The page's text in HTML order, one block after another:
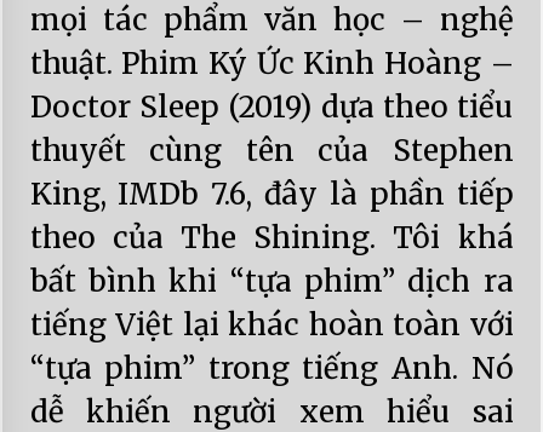
mọi tác phẩm văn học – nghệ
thuật. Phim Ký Ức Kinh Hoàng –
Doctor Sleep (2019) dựa theo tiểu
thuyết cùng tên của Stephen
King, IMDb 7.6, đây là phần tiếp
theo của The Shining. Tôi khá
bất bình khi “tựa phim” dịch ra
tiếng Việt lại khác hoàn toàn với
“tựa phim” trong tiếng Anh. Nó
dễ khiến người xem hiểu sai